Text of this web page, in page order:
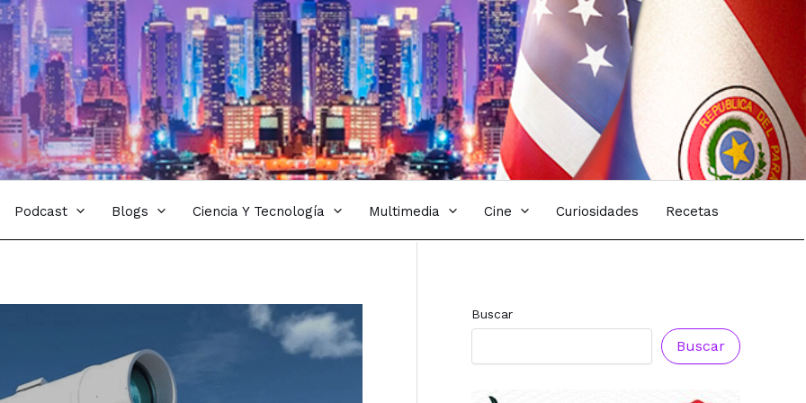
Podcast Blogs Ciencia Y Tecnología Multimedia Cine Curiosidades Recetas
Buscar
Buscar